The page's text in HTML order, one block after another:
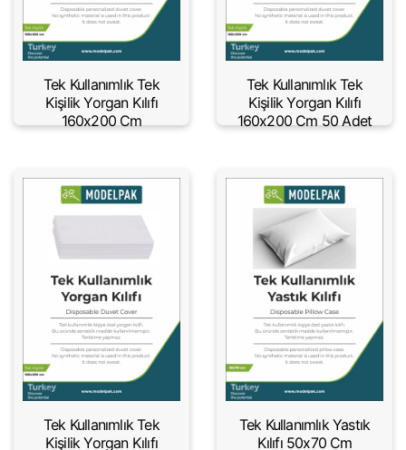
Tek Kullanımlık Tek
Kişilik Yorgan Kılıfı
160x200 Cm
Tek Kullanımlık Tek
Kişilik Yorgan Kılıfı
160x200 Cm 50 Adet
Tek Kullanımlık Tek
Kişilik Yorgan Kılıfı
Tek Kullanımlık Yastık
Kılıfı 50x70 Cm